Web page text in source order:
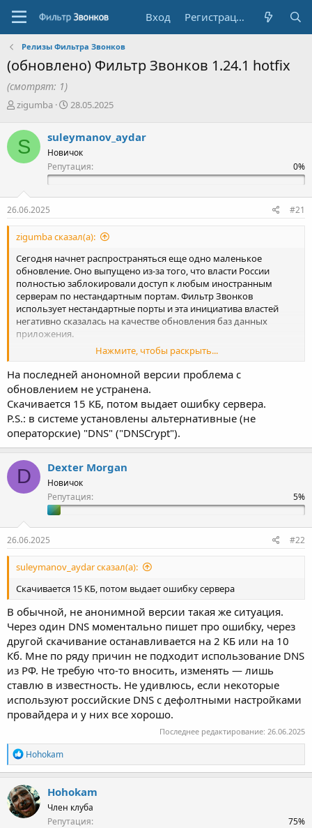
Вход Регистрация
Релизы Фильтра Звонков
(обновлено) Фильтр Звонков 1.24.1 hotfix
(смотрят: 1)
А
т
о
р
т
ы
zigumba
Д
а
н
а
ч
28.05.2025
S suleymanov_aydar
Новичок
Репутация:
26.06.2025 #21
zigumba сказал(а):
Сегодня начнет распространяться еще одно маленькое
обновление. Оно выпущено из-за того, что власти России
полностью заблокировали доступ к любым иностранным
серверам по нестандартным портам. Фильтр Звонков
использует нестандартные порты и эта инициатива властей
негативно сказалась на качестве обновления баз данных
приложения.
Новый маленький патч устранит эту проблему.
Нажмите, чтобы раскрыть...
На последней анономной версии проблема с
обновлением не устранена.
Скачивается 15 КБ, потом выдает ошибку сервера.
P.S.: в системе установлены альтернативные (не
операторские) "DNS" ("DNSCrypt").
D Dexter Morgan
Новичок
Репутация:
26.06.2025 #22
suleymanov_aydar сказал(а):
Скачивается 15 КБ, потом выдает ошибку сервера
В обычной, не анонимной версии такая же ситуация.
Через один DNS моментально пишет про ошибку, через
другой скачивание останавливается на 2 КБ или на 10
Кб. Мне по ряду причин не подходит использование DNS
из РФ. Не требую что-то вносить, изменять — лишь
ставлю в известность. Не удивлюсь, если некоторые
используют poccийскиe DNS с дефолтными настройками
провайдера и у них все хорошо.
Последнее редактирование: 26.06.2025
Р
е
а
к
ц
и
и
Hohokam
Hohokam
Член клуба
Репутация: